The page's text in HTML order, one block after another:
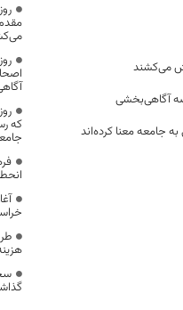
می‌کشند
آگاهی‌بخشی
جامعه معنا کرده‌اند
که